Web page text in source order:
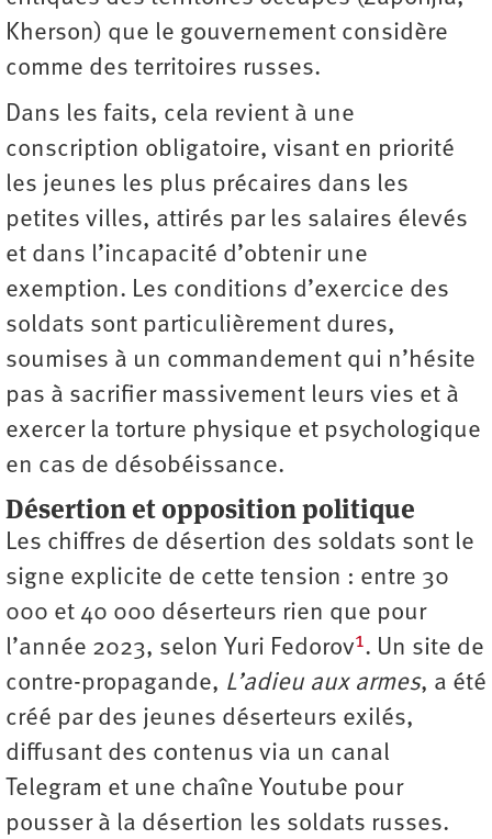
Kherson) que le gouvernement considère
comme des territoires russes.
Dans les faits, cela revient à une
conscription obligatoire, visant en priorité
les jeunes les plus précaires dans les
petites villes, attirés par les salaires élevés
et dans l’incapacité d’obtenir une
exemption. Les conditions d’exercice des
soldats sont particulièrement dures,
soumises à un commandement qui n’hésite
pas à sacrifier massivement leurs vies et à
exercer la torture physique et psychologique
en cas de désobéissance.
Désertion et opposition politique
Les chiffres de désertion des soldats sont le
signe explicite de cette tension : entre 30
000 et 40 000 déserteurs rien que pour
l’année 2023, selon Yuri Fedorov1. Un site de
contre-­propagande, L’adieu aux armes, a été
créé par des jeunes déserteurs exilés,
diffusant des contenus via un canal
Telegram et une chaîne Youtube pour
pousser à la désertion les soldats russes.